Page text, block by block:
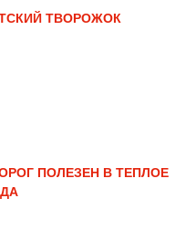
ТВОРОЖОК
ПОЛЕЗЕН В ТЕПЛОЕ